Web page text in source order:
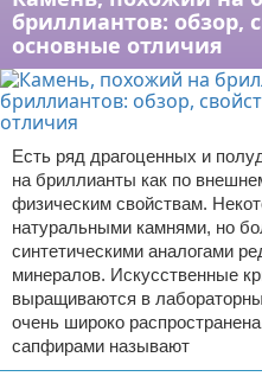
бриллиантов: обзор,
основные отличия
Есть ряд драгоценных и
на бриллианты как по
физическим свойствам.
натуральными камнями, но
синтетическими аналогами
минералов. Искусственные
выращиваются в
очень широко
сапфирами называют